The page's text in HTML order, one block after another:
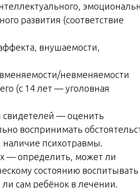
развития (соответствие
внушаемости,
невменяемости
(с 14 лет — уголовная
— оценить
воспринимать
наличие психотравмы.
— определить, может ли
состоянию воспитывать
сам ребёнок в лечении.